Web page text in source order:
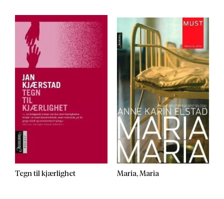
Tegn til kjærlighet Maria, Maria